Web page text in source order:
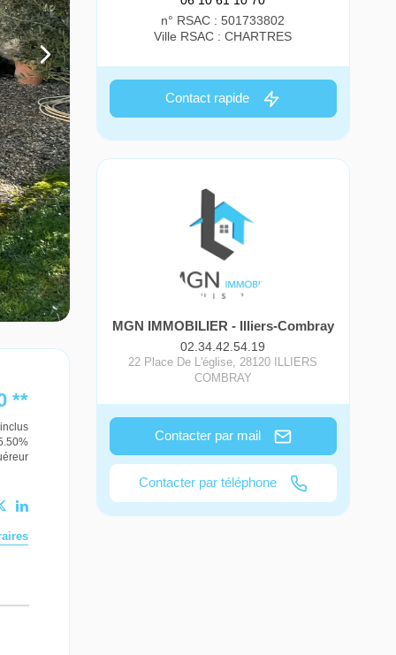
**
n° RSAC : 501733802
Ville RSAC : CHARTRES
Contact rapide
MGN IMMOBILIER - Illiers-Combray
02.34.42.54.19
22 Place De L'église,28120
ILLIERS
COMBRAY
Contacter par mail
Contacter par téléphone